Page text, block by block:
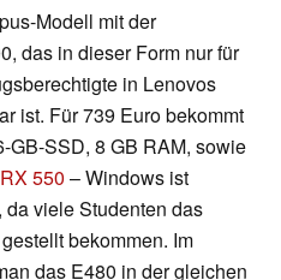
Modell mit der
das in dieser Form nur für
in Lenovos
ist. Für 739 Euro bekommt
GB-SSD, 8 GB RAM, sowie
550 – Windows ist
viele Studenten das
bekommen. Im
das E480 in der gleichen